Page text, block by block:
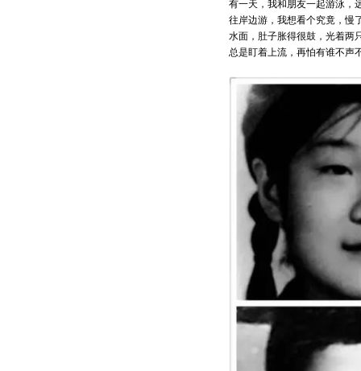
有一天，我和朋友一起游泳，
往岸边游，我想看个究竟，慢
水面，肚子胀得很鼓，光着
总是盯着上流，再怕有谁不声